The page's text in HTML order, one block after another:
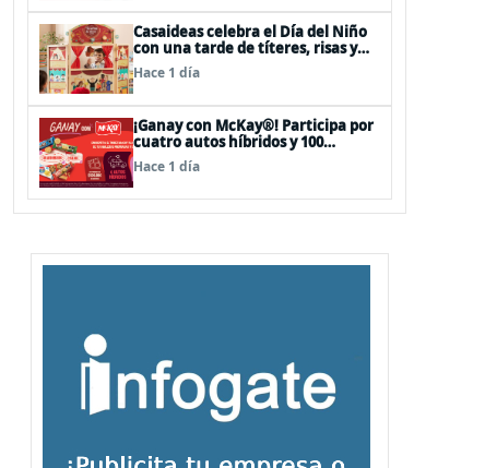
Casaideas celebra el Día del Niño
con una tarde de títeres, risas y
sorpresas en el Mall Plaza Vespucio
Hace 1 día
¡Ganay con McKay®! Participa por
cuatro autos híbridos y 100
premios de $500.000
Hace 1 día